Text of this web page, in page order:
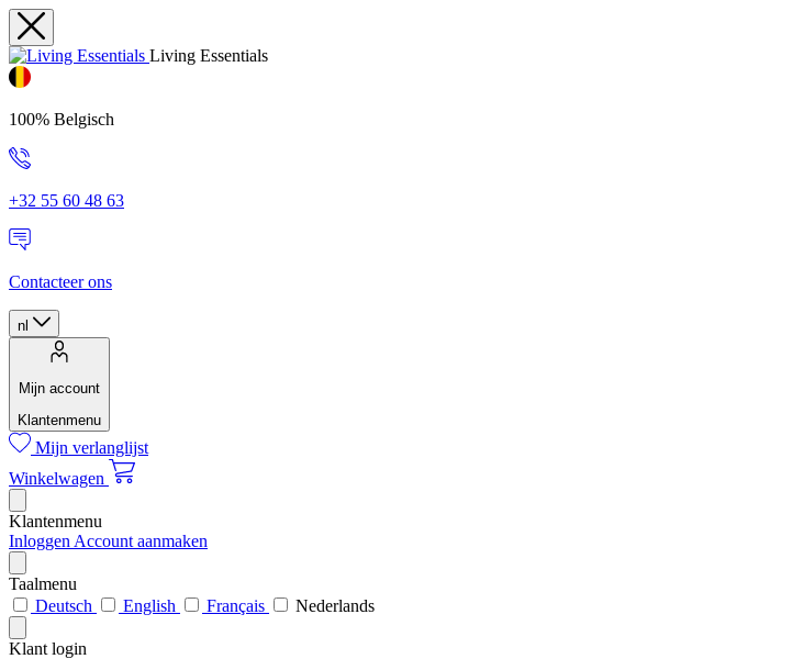
Living Essentials
100% Belgisch
+32 55 60 48 63
Contacteer ons
nl
Mijn account
Klantenmenu
Mijn verlanglijst
Winkelwagen
Klantenmenu
Inloggen Account aanmaken
Taalmenu
Deutsch
English Français Nederlands
Klant login